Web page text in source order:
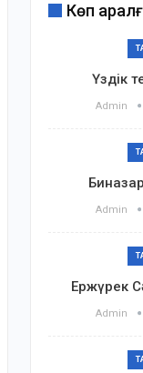
Көп
Үздік
Admin
Admin
Ержүрек
Admin